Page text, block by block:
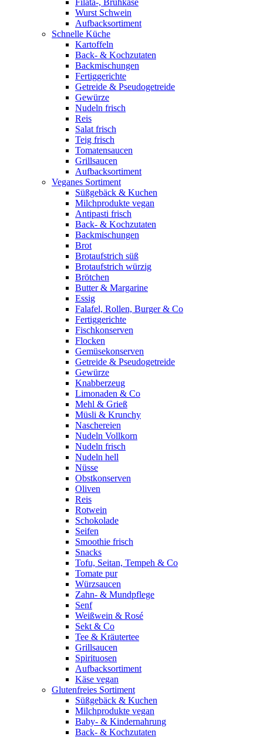
Filata-, Brühkäse
Wurst Schwein
Aufbacksortiment
Schnelle Küche
Kartoffeln
Back- & Kochzutaten
Backmischungen
Fertiggerichte
Getreide & Pseudogetreide
Gewürze
Nudeln frisch
Reis
Salat frisch
Teig frisch
Tomatensaucen
Grillsaucen
Aufbacksortiment
Veganes Sortiment
Süßgebäck & Kuchen
Milchprodukte vegan
Antipasti frisch
Back- & Kochzutaten
Backmischungen
Brot
Brotaufstrich süß
Brotaufstrich würzig
Brötchen
Butter & Margarine
Essig
Falafel, Rollen, Burger & Co
Fertiggerichte
Fischkonserven
Flocken
Gemüsekonserven
Getreide & Pseudogetreide
Gewürze
Knabberzeug
Limonaden & Co
Mehl & Grieß
Müsli & Krunchy
Naschereien
Nudeln Vollkorn
Nudeln frisch
Nudeln hell
Nüsse
Obstkonserven
Oliven
Reis
Rotwein
Schokolade
Seifen
Smoothie frisch
Snacks
Tofu, Seitan, Tempeh & Co
Tomate pur
Würzsaucen
Zahn- & Mundpflege
Senf
Weißwein & Rosé
Sekt & Co
Tee & Kräutertee
Grillsaucen
Spirituosen
Aufbacksortiment
Käse vegan
Glutenfreies Sortiment
Süßgebäck & Kuchen
Milchprodukte vegan
Baby- & Kindernahrung
Back- & Kochzutaten